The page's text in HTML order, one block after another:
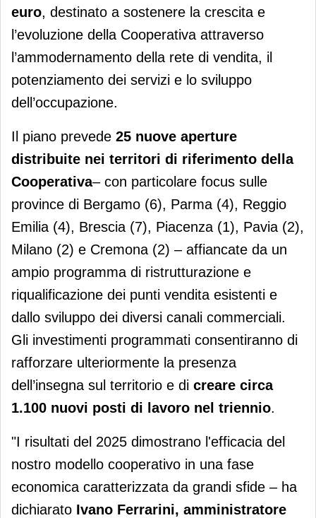
euro, destinato a sostenere la crescita e
l’evoluzione della Cooperativa attraverso
l’ammodernamento della rete di vendita, il
potenziamento dei servizi e lo sviluppo
dell’occupazione.
Il piano prevede 25 nuove aperture
distribuite nei territori di riferimento della
Cooperativa– con particolare focus sulle
province di Bergamo (6), Parma (4), Reggio
Emilia (4), Brescia (7), Piacenza (1), Pavia (2),
Milano (2) e Cremona (2) – affiancate da un
ampio programma di ristrutturazione e
riqualificazione dei punti vendita esistenti e
dallo sviluppo dei diversi canali commerciali.
Gli investimenti programmati consentiranno di
rafforzare ulteriormente la presenza
dell’insegna sul territorio e di creare circa
1.100 nuovi posti di lavoro nel triennio.
"I risultati del 2025 dimostrano l'efficacia del
nostro modello cooperativo in una fase
economica caratterizzata da grandi sfide – ha
dichiarato Ivano Ferrarini, amministratore